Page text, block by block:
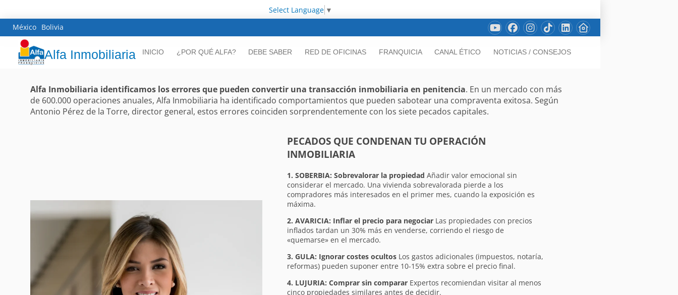
Select Language ▼
México Bolivia
Alfa Inmobiliaria INICIO ¿POR QUÉ ALFA? DEBE SABER RED DE OFICINAS FRANQUICIA CANAL ÉTICO NOTICIAS / CONSEJOS
Alfa Inmobiliaria identificamos los errores que pueden convertir una transacción inmobiliaria en penitencia. En un mercado con más
de 600.000 operaciones anuales, Alfa Inmobiliaria ha identificado comportamientos que pueden sabotear una compraventa exitosa. Según
Antonio Pérez de la Torre, director general, estos errores coinciden sorprendentemente con los siete pecados capitales.
PECADOS QUE CONDENAN TU OPERACIÓN
INMOBILIARIA
1. SOBERBIA: Sobrevalorar la propiedad Añadir valor emocional sin
considerar el mercado. Una vivienda sobrevalorada pierde a los
compradores más interesados en el primer mes, cuando la exposición es
máxima.
2. AVARICIA: Inflar el precio para negociarLas propiedades con precios
inflados tardan un 30% más en venderse, corriendo el riesgo de
«quemarse» en el mercado.
3. GULA: Ignorar costes ocultosLos gastos adicionales (impuestos, notaría,
reformas) pueden suponer entre 10-15% extra sobre el precio final.
4. LUJURIA: Comprar sin compararExpertos recomiendan visitar al menos
cinco propiedades similares antes de decidir.